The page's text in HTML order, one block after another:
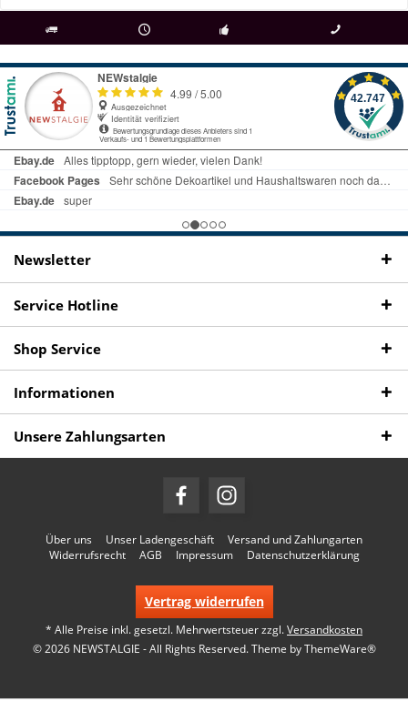
ab € 69 Bestellwert seit 98 Jahren Fachgeschäft + telefonisch erreichbar
09497 1511
Newsletter
Service Hotline
Shop Service
Informationen
Unsere Zahlungsarten
Über uns Unser Ladengeschäft
Versand und Zahlungarten
Widerrufsrecht
AGB Impressum Datenschutzerklärung
Vertrag widerrufen
* Alle Preise inkl. gesetzl. Mehrwertsteuer zzgl.Versandkosten
© 2026 NEWSTALGIE - All Rights Reserved. Theme byThemeWare®